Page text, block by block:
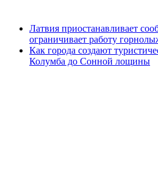
Латвия приостанавливает
ограничивает работу
Как города создают
Колумба до Сонной лощины